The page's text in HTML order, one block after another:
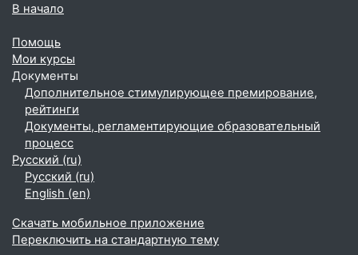
В начало
Помощь
Мои курсы
Документы
Дополнительное стимулирующее премирование,
рейтинги
Документы, регламентирующие образовательный
процесс
Русский ‎(ru)‎
Русский ‎(ru)‎
English ‎(en)‎
Скачать мобильное приложение
Переключить на стандартную тему